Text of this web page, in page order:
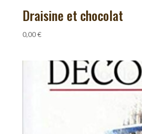
Draisine et chocolat
0,00€